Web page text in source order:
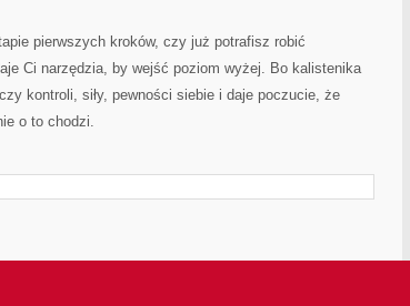
pierwszych kroków, czy już potrafisz robić
Ci narzędzia, by wejść poziom wyżej. Bo kalistenika
kontroli, siły, pewności siebie i daje poczucie, że
o to chodzi.